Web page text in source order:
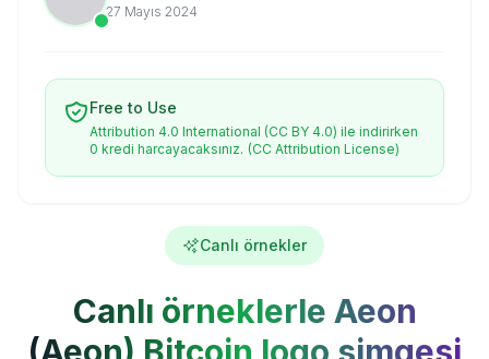
27 Mayıs 2024
Free to Use
Attribution 4.0 International (CC BY 4.0) ile indirirken
0 kredi harcayacaksınız. (CC Attribution License)
Canlı örnekler
Canlı örneklerle Aeon